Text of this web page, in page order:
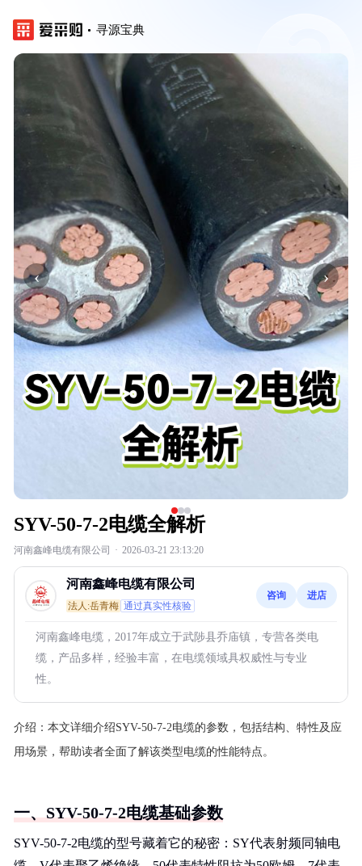
寻源宝典
‹ ›
SYV-50-7-2电缆全解析
河南鑫峰电缆有限公司 · 2026-03-21 23:13:20
河南鑫峰电缆有限公司
法人:岳青梅 通过真实性核验
咨询 进店
河南鑫峰电缆，2017年成立于武陟县乔庙镇，专营各类电
缆，产品多样，经验丰富，在电缆领域具权威性与专业
性。
介绍： 本文详细介绍SYV-50-7-2电缆的参数，包括结构、特性及应
用场景，帮助读者全面了解该类型电缆的性能特点。
一、SYV-50-7-2电缆基础参数
SYV-50-7-2电缆的型号藏着它的秘密：SY代表射频同轴电